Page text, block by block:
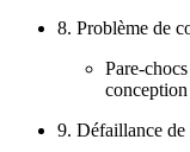
8. Problème de
Pare-
conception
9. Défaillance de